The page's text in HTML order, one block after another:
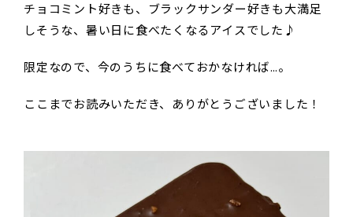
チョコミント好きも、ブラックサンダー好きも大満足
しそうな、暑い日に食べたくなるアイスでした♪
限定なので、今のうちに食べておかなければ…。
ここまでお読みいただき、ありがとうございました！